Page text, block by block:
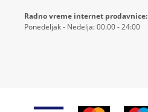
Radno vreme internet prodavnice:
Ponedeljak - Nedelja: 00:00 - 24:00